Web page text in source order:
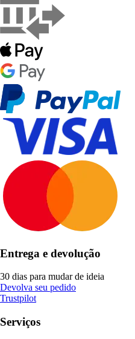
Entrega e devolução
30 dias para mudar de ideia
Devolva seu pedido
Trustpilot
Serviços